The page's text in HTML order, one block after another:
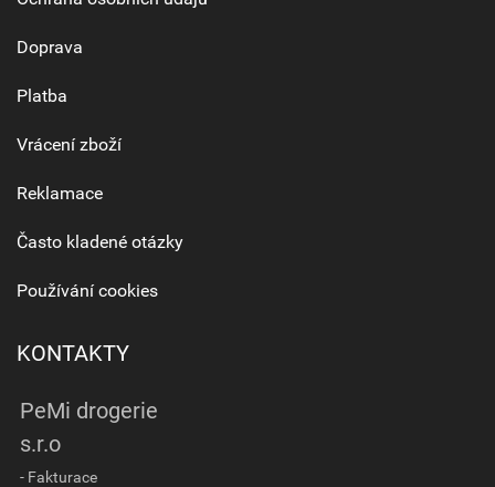
Doprava
Platba
Vrácení zboží
Reklamace
Často kladené otázky
Používání cookies
KONTAKTY
PeMi drogerie
s.r.o
- Fakturace